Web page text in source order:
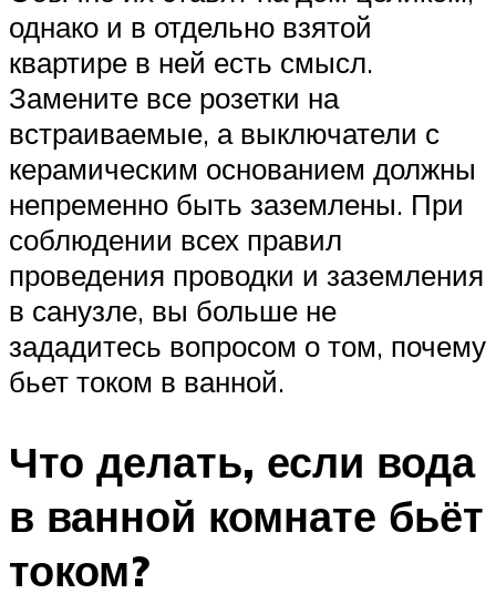
однако и в отдельно взятой
квартире в ней есть смысл.
Замените все розетки на
встраиваемые, а выключатели с
керамическим основанием должны
непременно быть заземлены. При
соблюдении всех правил
проведения проводки и заземления
в санузле, вы больше не
зададитесь вопросом о том, почему
бьет током в ванной.
Что делать, если вода
в ванной комнате бьёт
током?